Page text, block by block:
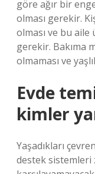
göre ağır bir
olması gerekir.
olması ve bu aile
gerekir. Bakıma
olmaması ve
Evde
kimler
Yaşadıkları
destek sistemleri